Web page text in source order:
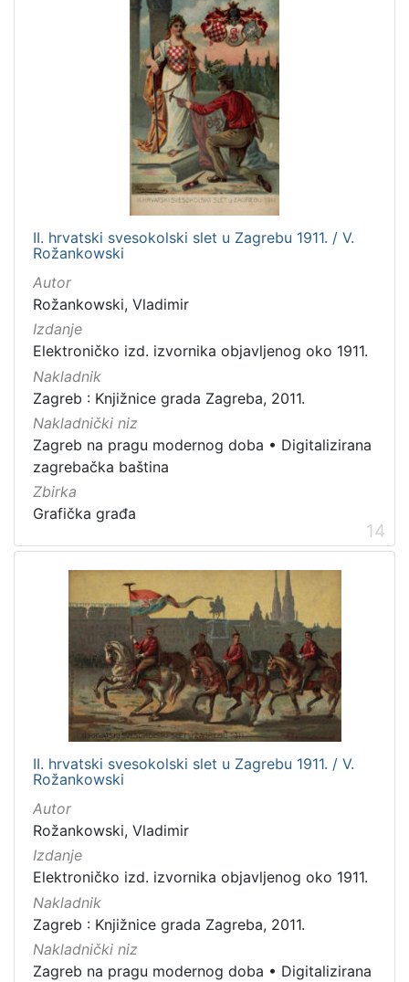
II. hrvatski svesokolski slet u Zagrebu 1911. / V.
Rožankowski
Autor
Rožankowski, Vladimir
Izdanje
Elektroničko izd. izvornika objavljenog oko 1911.
Nakladnik
Zagreb : Knjižnice grada Zagreba, 2011.
Nakladnički niz
Zagreb na pragu modernog doba • Digitalizirana
zagrebačka baština
Zbirka
Grafička građa
14
II. hrvatski svesokolski slet u Zagrebu 1911. / V.
Rožankowski
Autor
Rožankowski, Vladimir
Izdanje
Elektroničko izd. izvornika objavljenog oko 1911.
Nakladnik
Zagreb : Knjižnice grada Zagreba, 2011.
Nakladnički niz
Zagreb na pragu modernog doba • Digitalizirana